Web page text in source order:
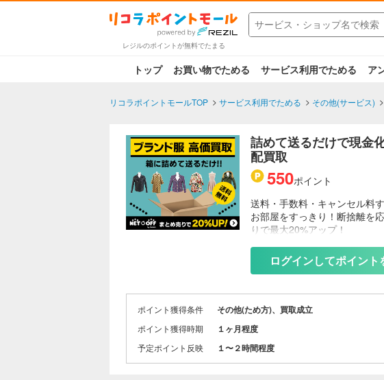
レジルのポイントが無料でたまる
トップ お買い物でためる サービス利用でためる ア
リコラポイントモールTOP サービス利用でためる その他(サービス)
詰めて送るだけで現金
配買取
550ポイント
送料・手数料・キャンセル料
お部屋をすっきり！断捨離を
りで最大20%アップ！
ログインしてポイント
ポイント獲得条件 その他(ため方)、買取成立
ポイント獲得時期 １ヶ月程度
予定ポイント反映 １〜２時間程度